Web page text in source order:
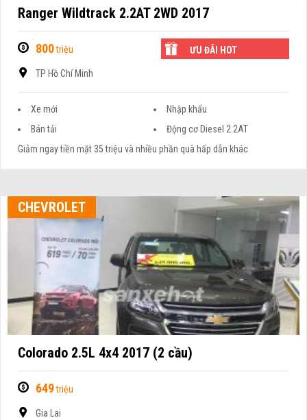
Ranger Wildtrack 2.2AT 2WD 2017
800triệu ƯU ĐÃI HOT
TP Hồ Chí Minh
Xe mới
Nhập khẩu
Bán tải
Động cơ Diesel 2.2AT
Giảm ngay tiền mặt 35 triệu và nhiều phần quà hấp dẫn khác
CHEVROLET
Colorado 2.5L 4x4 2017 (2 cầu)
649triệu
Gia Lai